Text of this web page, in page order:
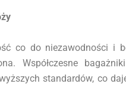
co do niezawodności i
Współczesne
standardów, co